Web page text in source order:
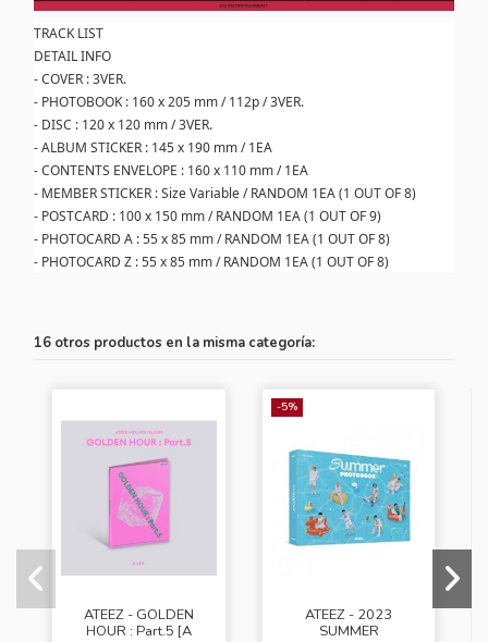
TRACK LIST
DETAIL INFO
- COVER : 3VER.
- PHOTOBOOK : 160 x 205 mm / 112p / 3VER.
- DISC : 120 x 120 mm / 3VER.
- ALBUM STICKER : 145 x 190 mm / 1EA
- CONTENTS ENVELOPE : 160 x 110 mm / 1EA
- MEMBER STICKER : Size Variable / RANDOM 1EA (1 OUT OF 8)
- POSTCARD : 100 x 150 mm / RANDOM 1EA (1 OUT OF 9)
- PHOTOCARD A : 55 x 85 mm / RANDOM 1EA (1 OUT OF 8)
- PHOTOCARD Z : 55 x 85 mm / RANDOM 1EA (1 OUT OF 8)
16 otros productos en la misma categoría:
ATEEZ - GOLDEN
HOUR : Part.5 [A
-5%
ATEEZ - 2023
SUMMER